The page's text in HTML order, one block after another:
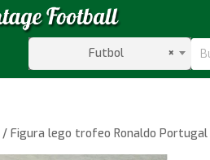
×
Futbol
/ Figura lego trofeo Ronaldo Portugal